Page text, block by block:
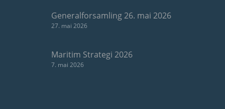
Generalforsamling 26. mai 2026
27. mai 2026
Maritim Strategi 2026
7. mai 2026